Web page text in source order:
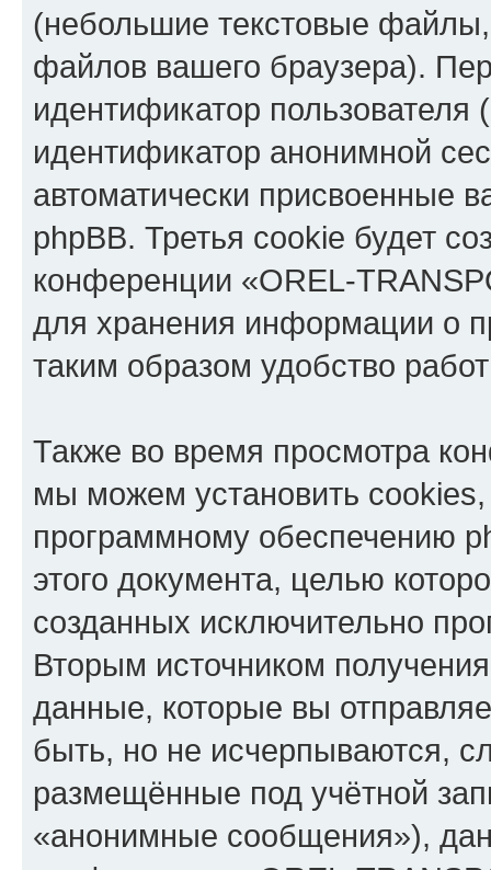
(небольшие текстовые
файлов вашего браузера).
идентификатор
идентификатор анонимной
автоматически присвоенные
phpBB. Третья cookie будет
конференции «OREL-
для хранения информации о
таким образом удобство
Также во время просмотра
мы можем установить
программному обеспечению
этого документа, целью
созданных исключительно
Вторым источником
данные, которые вы
быть, но не исчерпываются,
размещённые под учётной
«анонимные сообщения»),